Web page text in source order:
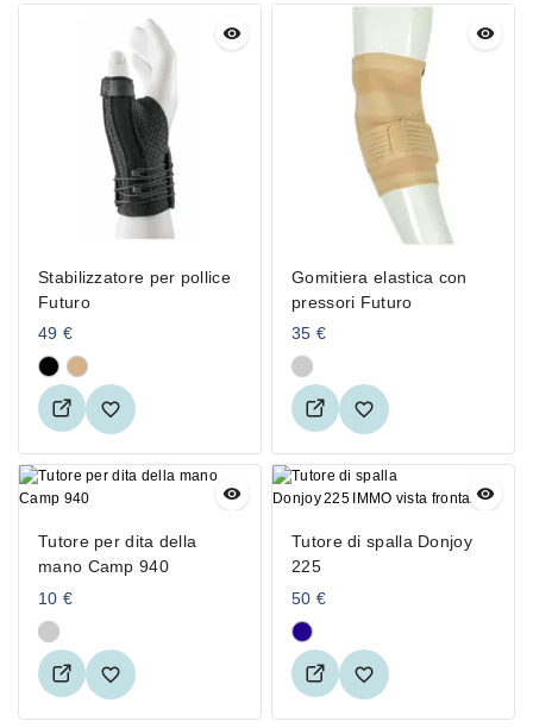
Stabilizzatore per pollice
Futuro
49 €
Gomitiera elastica con
pressori Futuro
35 €
Tutore per dita della
mano Camp 940
10 €
Tutore di spalla Donjoy
225
50 €